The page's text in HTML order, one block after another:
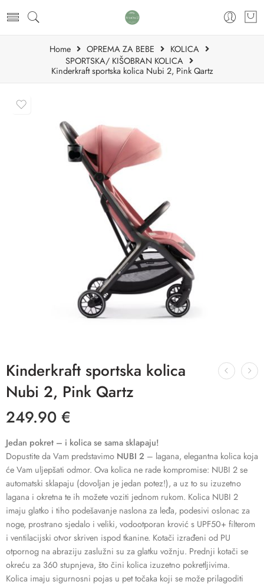
Home OPREMA ZA BEBE
KOLICA
SPORTSKA/ KIŠOBRAN KOLICA
Kinderkraft sportska kolica Nubi 2, Pink Qartz
Kinderkraft sportska kolica
Nubi 2, Pink Qartz
249.90 €
Jedan pokret – i kolica se sama sklapaju!
Dopustite da Vam predstavimo NUBI 2 – lagana, elegantna kolica koja
će Vam uljepšati odmor. Ova kolica ne rade kompromise: NUBI 2 se
automatski sklapaju (dovoljan je jedan potez!), a uz to su izuzetno
lagana i okretna te ih možete voziti jednom rukom. Kolica NUBI 2
imaju glatko i tiho podešavanje naslona za leđa, podesivi oslonac za
noge, prostrano sjedalo i veliki, vodootporan krović s UPF50+ filterom
i ventilacijski otvor skriven ispod tkanine. Kotači izrađeni od PU
otpornog na abraziju zaslužni su za glatku vožnju. Prednji kotači se
okreću za 360 stupnjeva, što čini kolica izuzetno pokretljivima.
Kolica imaju sigurnosni pojas u pet točaka koji se može prilagoditi